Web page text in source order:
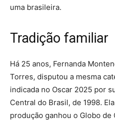
uma brasileira.
Tradição familiar
Há 25 anos, Fernanda
Torres, disputou a mesma
indicada no Oscar 2025 por
Central do Brasil, de 1998.
produção ganhou o Globo